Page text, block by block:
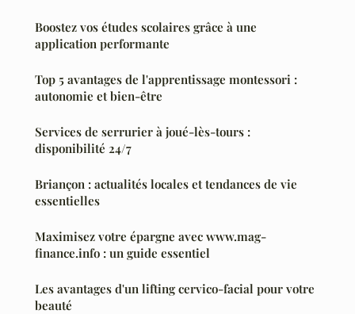
Boostez vos études scolaires grâce à une
application performante
Top 5 avantages de l'apprentissage montessori :
autonomie et bien-être
Services de serrurier à joué-lès-tours :
disponibilité 24/7
Briançon : actualités locales et tendances de vie
essentielles
Maximisez votre épargne avec www.mag-
finance.info : un guide essentiel
Les avantages d'un lifting cervico-facial pour votre
beauté